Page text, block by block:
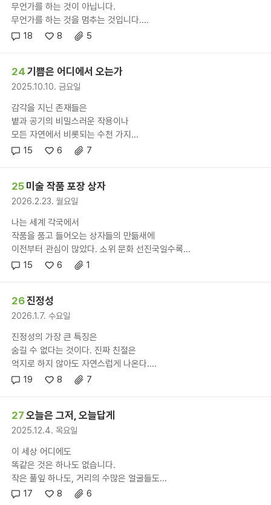
무언가를 하는 것이 아닙니다.
무언가를 하는 것을 멈추는 것입니다....
18
8 5
24 기쁨은 어디에서 오는가
2025.10.10. 금요일
감각을 지닌 존재들은
볕과 공기의 비밀스러운 작용이나
모든 자연에서 비롯되는 수천 가지...
15
6 7
25 미술 작품 포장 상자
2026.2.23. 월요일
나는 세계 각국에서
작품을 품고 들어오는 상자들의 만듦새에
이전부터 관심이 많았다. 소위 문화 선진국일수록...
15
6 1
26진정성
2026.1.7. 수요일
진정성의 가장 큰 특징은
숨길 수 없다는 것이다. 진짜 친절은
억지로 하지 않아도 자연스럽게 나온다....
19
8 7
27 오늘은 그저, 오늘답게
2025.12.4. 목요일
이 세상 어디에도
똑같은 것은 하나도 없습니다.
작은 풀잎 하나도, 거리의 수많은 얼굴들도...
17
8 6